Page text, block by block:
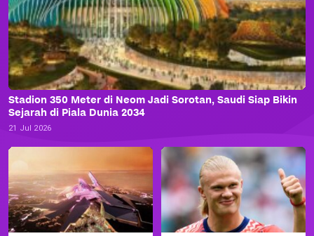
Stadion 350 Meter di Neom Jadi Sorotan, Saudi Siap Bikin
Sejarah di Piala Dunia 2034
21 Jul 2026